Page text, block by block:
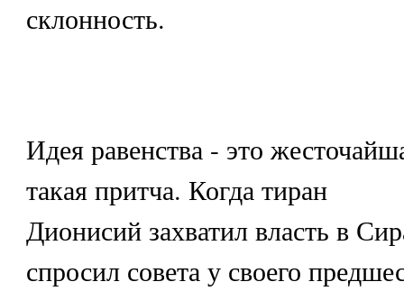
склонность.
Идея равенства - это
такая притча. Когда тиран
Дионисий захватил власть в
спросил совета у своего